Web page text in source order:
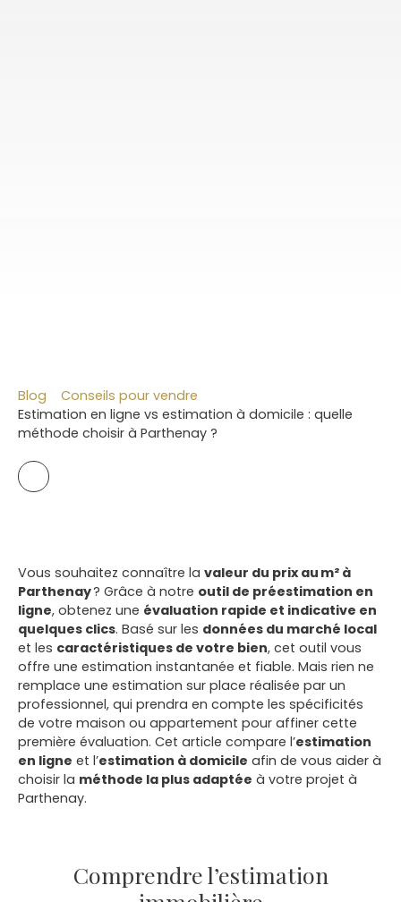
Blog
Conseils pour vendre
Estimation en ligne vs estimation à domicile : quelle
méthode choisir à Parthenay ?
Vous souhaitez connaître la valeur du prix au m² à
Parthenay? Grâce à notre outil de préestimation en
ligne, obtenez une évaluation rapide et indicative en
quelques clics. Basé sur les données du marché local
et les caractéristiques de votre bien, cet outil vous
offre une estimation instantanée et fiable. Mais rien ne
remplace une estimation sur place réalisée par un
professionnel, qui prendra en compte les spécificités
de votre maison ou appartement pour affiner cette
première évaluation. Cet article compare l’estimation
en ligne et l’estimation à domicile afin de vous aider à
choisir la méthode la plus adaptée à votre projet à
Parthenay.
Comprendre l’estimation